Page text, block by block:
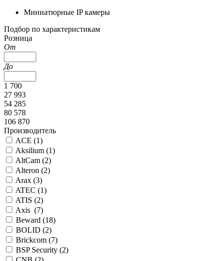
Миниатюрные IP камеры
Подбор по характеристикам
Розница
От
До
1 700
27 993
54 285
80 578
106 870
Производитель
ACE (1)
Aksilium (1)
AltCam (2)
Alteron (2)
Arax (3)
ATEC (1)
ATIS (2)
Axis (7)
Beward (18)
BOLID (2)
Brickcom (7)
BSP Security (2)